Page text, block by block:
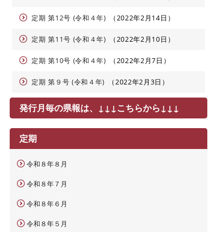
定期 第12号 (令和４年) 2022年2月14日
定期 第11号 (令和４年) 2022年2月10日
定期 第10号 (令和４年) 2022年2月7日
定期 第９号 (令和４年) 2022年2月3日
発行月毎の県報は、↓↓↓こちらから↓↓↓
定期
令和８年８月
令和８年７月
令和８年６月
令和８年５月